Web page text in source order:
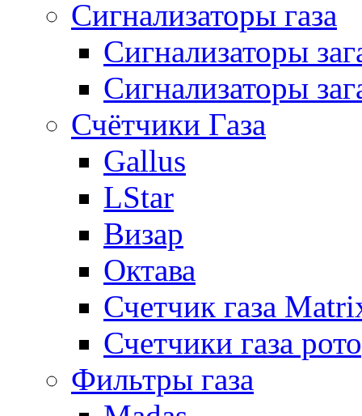
Сигнализаторы газа
Сигнализаторы
Сигнализаторы
Счётчики Газа
Gallus
LStar
Визар
Октава
Счетчик газа
Счетчики газа
Фильтры газа